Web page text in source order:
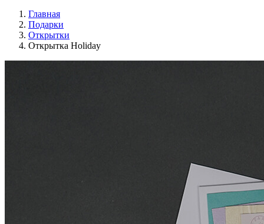
Главная
Подарки
Открытки
Открытка Holiday